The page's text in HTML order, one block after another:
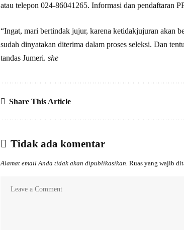
atau telepon 024-86041265. Informasi dan pendaftaran
“Ingat, mari bertindak jujur, karena ketidakjujuran akan
sudah dinyatakan diterima dalam proses seleksi. Dan
tandas Jumeri. she
Share This Article
Tidak ada komentar
Alamat email Anda tidak akan dipublikasikan. Ruas yang wajib